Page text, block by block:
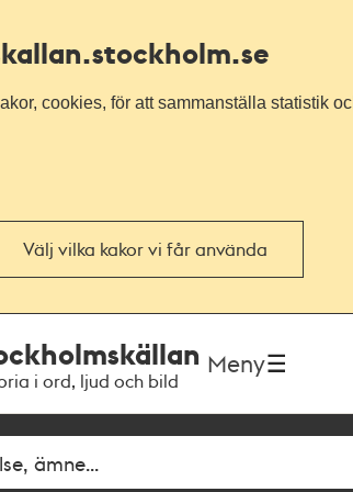
.stockholm.se
cookies, för att sammanställa statistik
Välj vilka kakor vi får använda
i ord, ljud och bild
Meny